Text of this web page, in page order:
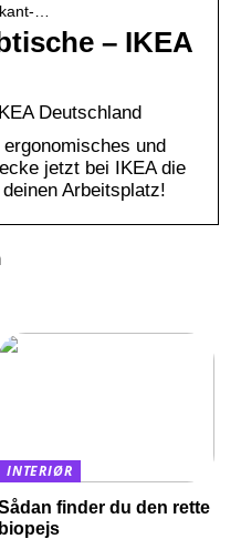
…
– IKEA
Deutschland
und
jetzt bei IKEA die
Arbeitsplatz!
INTERIØR
finder du den rette
biopejs